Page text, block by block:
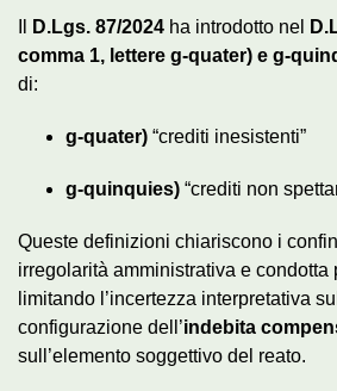
D.Lgs. 87/2024 ha introdotto nel
comma 1, lettere g‑quater) e
di:
g‑quater) “crediti inesistenti”
g‑quinquies) “crediti non
Queste definizioni chiariscono i
irregolarità amministrativa e condotta
limitando l’incertezza interpretativa
configurazione dell’indebita
sull’elemento soggettivo del reato.